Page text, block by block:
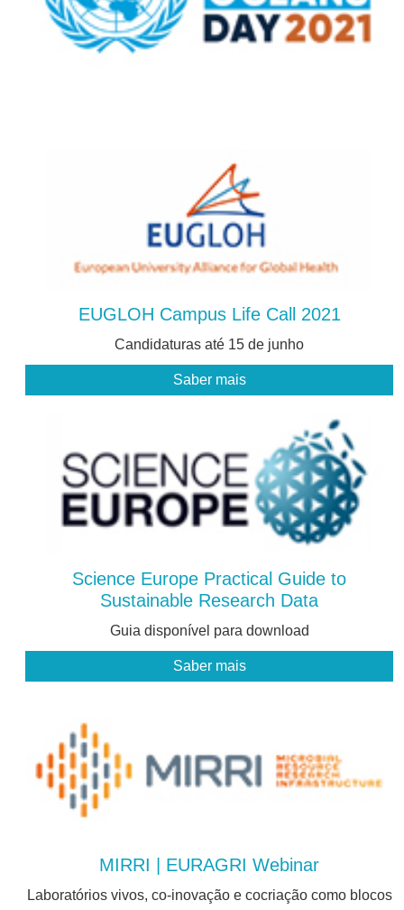
EUGLOH Campus Life Call 2021
Candidaturas até 15 de junho
Saber mais
Science Europe Practical Guide to
Sustainable Research Data
Guia disponível para download
Saber mais
MIRRI | EURAGRI Webinar
Laboratórios vivos, co-inovação e cocriação como blocos